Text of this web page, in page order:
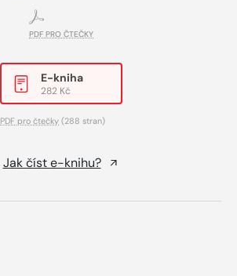
PDF PRO ČTEČKY
E-kniha
282 Kč
PDF pro čtečky (288 stran)
Jak číst e-knihu?